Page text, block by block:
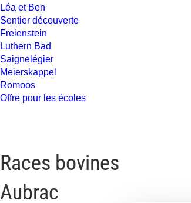
Léa et Ben
Sentier découverte
Freienstein
Luthern Bad
Saignelégier
Meierskappel
Romoos
Offre pour les écoles
Races bovines
Aubrac